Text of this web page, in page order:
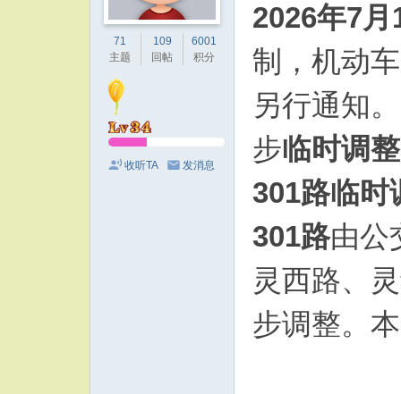
71
主题
109
回帖
6001
积分
收听TA 发消息
2026年7月
制，机动
另行通知
步临时调整
301路临时
301路由公
灵西路、
步调整。